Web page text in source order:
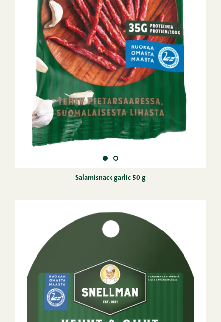
Salamisnack garlic 50 g